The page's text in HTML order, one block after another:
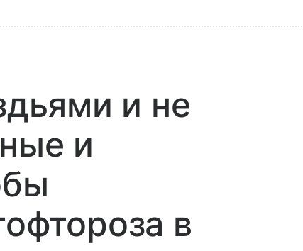
и не
и
в